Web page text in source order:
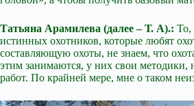
Татьяна Арамилева (далее – Т. А).: То,
истинных охотников, которые любят
составляющую охоты, не знаем, что
этим занимаются, у них свои методики,
работ. По крайней мере, мне о таком